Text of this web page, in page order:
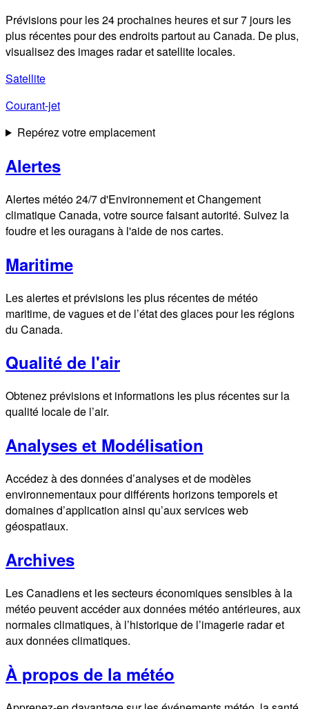
Prévisions pour les 24 prochaines heures et sur 7 jours les
plus récentes pour des endroits partout au Canada. De plus,
visualisez des images radar et satellite locales.
Satellite
Courant-jet
Repérez votre emplacement
Alertes
Alertes météo 24/7 d'Environnement et Changement
climatique Canada, votre source faisant autorité. Suivez la
foudre et les ouragans à l'aide de nos cartes.
Maritime
Les alertes et prévisions les plus récentes de météo
maritime, de vagues et de l’état des glaces pour les régions
du Canada.
Qualité de l'air
Obtenez prévisions et informations les plus récentes sur la
qualité locale de l’air.
Analyses et Modélisation
Accédez à des données d’analyses et de modèles
environnementaux pour différents horizons temporels et
domaines d’application ainsi qu’aux services web
géospatiaux.
Archives
Les Canadiens et les secteurs économiques sensibles à la
météo peuvent accéder aux données météo antérieures, aux
normales climatiques, à l’historique de l’imagerie radar et
aux données climatiques.
À propos de la météo